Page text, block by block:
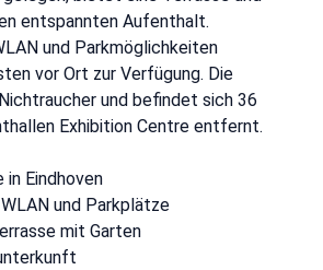
entspannten Aufenthalt.
und Parkmöglichkeiten
vor Ort zur Verfügung. Die
und befindet sich 36
Exhibition Centre entfernt.
Eindhoven
und Parkplätze
mit Garten